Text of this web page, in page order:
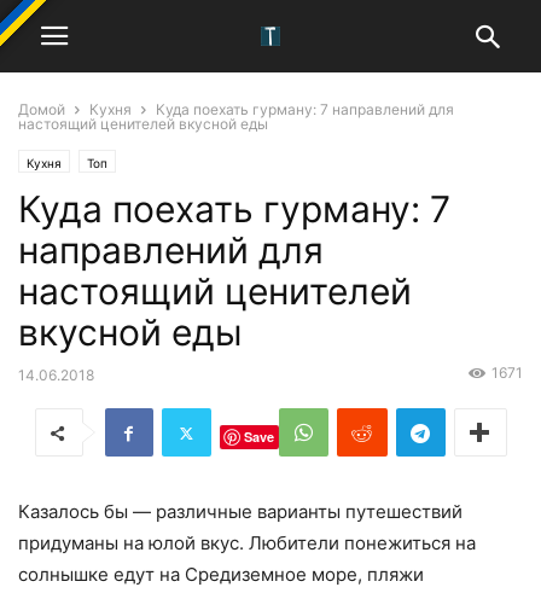
Домой Кухня
Куда поехать гурману: 7 направлений для
настоящий ценителей вкусной еды
Кухня Топ
Куда поехать гурману: 7
направлений для
настоящий ценителей
вкусной еды
14.06.2018 1671
Save
Казалось бы — различные варианты путешествий
придуманы на юлой вкус. Любители понежиться на
солнышке едут на Средиземное море, пляжи